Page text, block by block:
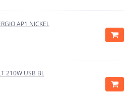
AP1 NICKEL
210W USB BL